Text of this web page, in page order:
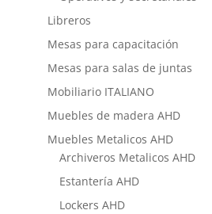
Libreros
Mesas para capacitación
Mesas para salas de juntas
Mobiliario ITALIANO
Muebles de madera AHD
Muebles Metalicos AHD
Archiveros Metalicos AHD
Estantería AHD
Lockers AHD